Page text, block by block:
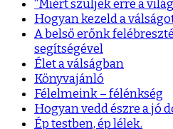
“Miért szüljek erre a
Hogyan kezeld a
A belső erőnk
segítségével
Élet a válságban
Könyvajánló
Félelmeink – félénkség
Hogyan vedd észre a jó
Ép testben, ép lélek.